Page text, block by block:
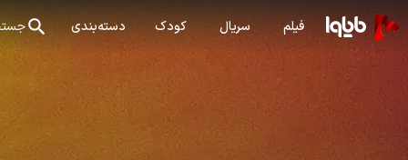
فیلم سریال کودک دسته‌بندی